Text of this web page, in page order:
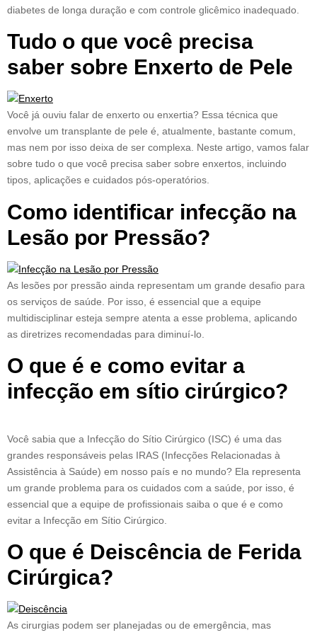
diabetes de longa duração e com controle glicêmico inadequado.
Tudo o que você precisa
saber sobre Enxerto de Pele
Você já ouviu falar de enxerto ou enxertia? Essa técnica que
envolve um transplante de pele é, atualmente, bastante comum,
mas nem por isso deixa de ser complexa. Neste artigo, vamos falar
sobre tudo o que você precisa saber sobre enxertos, incluindo
tipos, aplicações e cuidados pós-operatórios.
Como identificar infecção na
Lesão por Pressão?
As lesões por pressão ainda representam um grande desafio para
os serviços de saúde. Por isso, é essencial que a equipe
multidisciplinar esteja sempre atenta a esse problema, aplicando
as diretrizes recomendadas para diminuí-lo.
O que é e como evitar a
infecção em sítio cirúrgico?
Você sabia que a Infecção do Sítio Cirúrgico (ISC) é uma das
grandes responsáveis pelas IRAS (Infecções Relacionadas à
Assistência à Saúde) em nosso país e no mundo? Ela representa
um grande problema para os cuidados com a saúde, por isso, é
essencial que a equipe de profissionais saiba o que é e como
evitar a Infecção em Sítio Cirúrgico.
O que é Deiscência de Ferida
Cirúrgica?
As cirurgias podem ser planejadas ou de emergência, mas